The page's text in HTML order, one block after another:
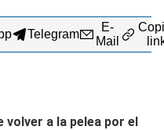
Telegram
E-
Mail
volver a la pelea por el